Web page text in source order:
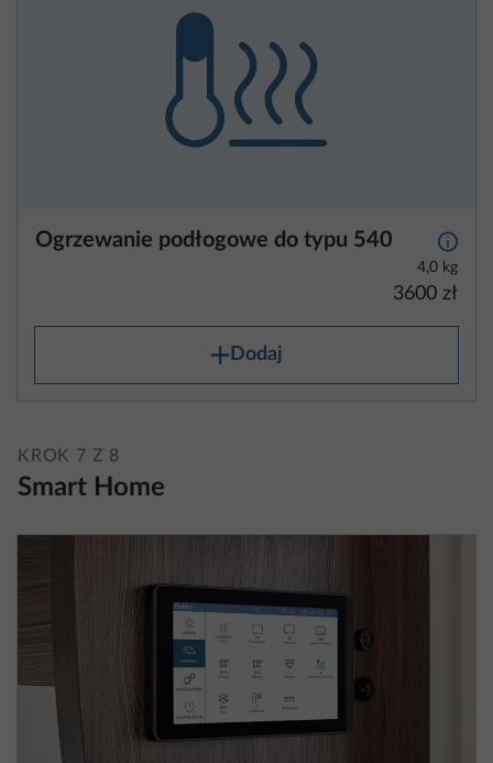
Ogrzewanie podłogowe do typu 540
4,0 kg
3600 zł
Dodaj
KROK 7 Z 8
Smart Home